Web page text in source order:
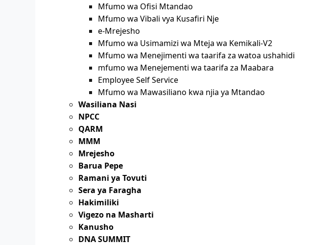
Mfumo wa Ofisi Mtandao
Mfumo wa Vibali vya Kusafiri Nje
e-Mrejesho
Mfumo wa Usimamizi wa Mteja wa Kemikali-V2
Mfumo wa Menejimenti wa taarifa za watoa ushahidi
mfumo wa Menejementi wa taarifa za Maabara
Employee Self Service
Mfumo wa Mawasiliano kwa njia ya Mtandao
Wasiliana Nasi
NPCC
QARM
MMM
Mrejesho
Barua Pepe
Ramani ya Tovuti
Sera ya Faragha
Hakimiliki
Vigezo na Masharti
Kanusho
DNA SUMMIT